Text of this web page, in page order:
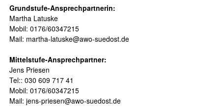
Grundstufe-Ansprechpartnerin:
Martha Latuske
Mobil: 0176/60347215
Mail: martha-latuske@awo-suedost.de
Mittelstufe-Ansprechpartner:
Jens Priesen
Tel:: 030 609 717 41
Mobil: 0176/60347215
Mail: jens-priesen@awo-suedost.de